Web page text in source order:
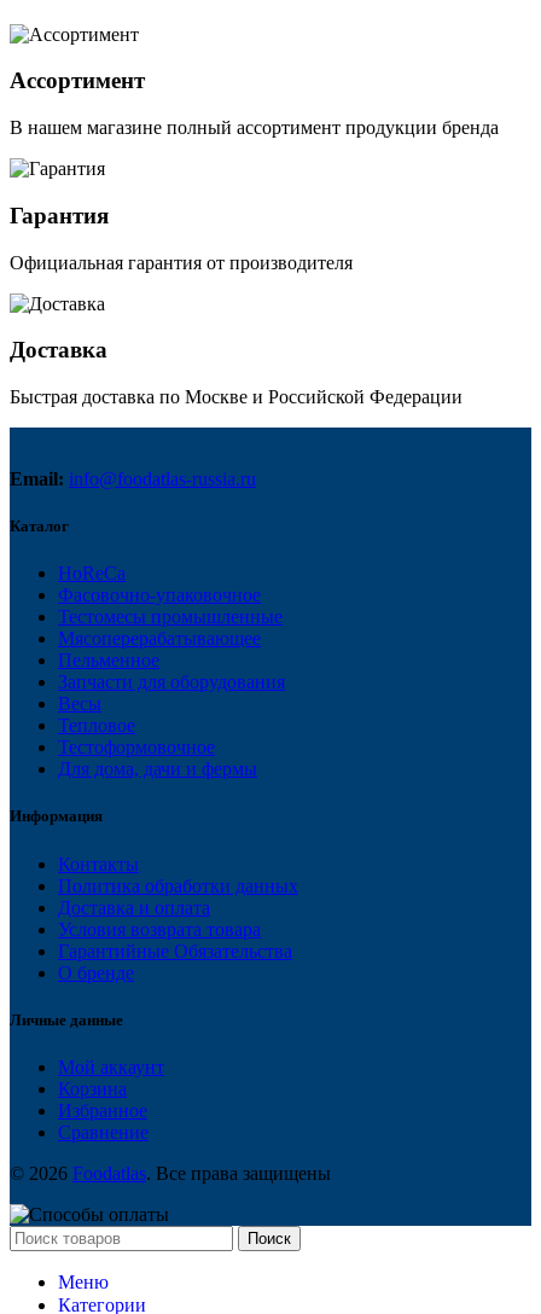
Ассортимент
В нашем магазине полный ассортимент продукции бренда
Гарантия
Официальная гарантия от производителя
Доставка
Быстрая доставка по Москве и Российской Федерации
Email: info@foodatlas-russia.ru
Каталог
HoReCa
Фасовочно-упаковочное
Тестомесы промышленные
Мясоперерабатывающее
Пельменное
Запчасти для оборудования
Весы
Тепловое
Тестоформовочное
Для дома, дачи и фермы
Информация
Контакты
Политика обработки данных
Доставка и оплата
Условия возврата товара
Гарантийные Обязательства
О бренде
Личные данные
Мой аккаунт
Корзина
Избранное
Сравнение
© 2026 Foodatlas. Все права защищены
Поиск
Меню
Категории